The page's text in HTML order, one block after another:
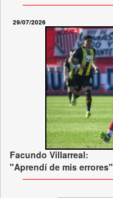
29/07/2026
Facundo Villarreal:
"Aprendí de mis errores"